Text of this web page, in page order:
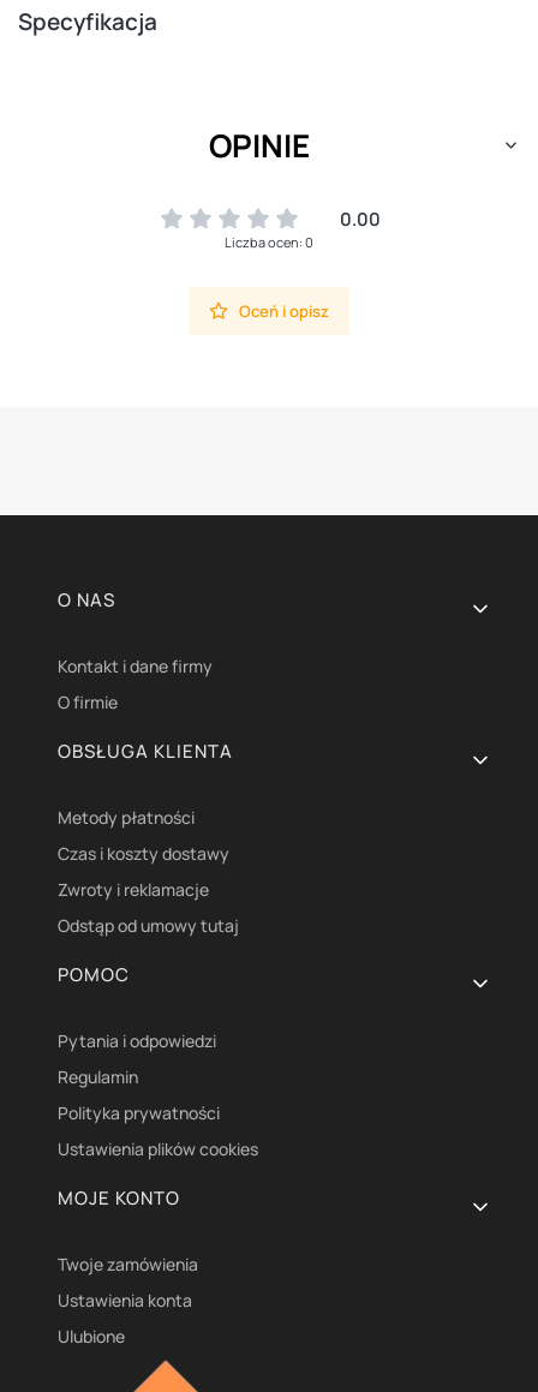
Specyfikacja
OPINIE
0.00
Liczba ocen: 0
Oceń i opisz
Linki w stopce
O NAS
Kontakt i dane firmy
O firmie
OBSŁUGA KLIENTA
Metody płatności
Czas i koszty dostawy
Zwroty i reklamacje
Odstąp od umowy tutaj
POMOC
Pytania i odpowiedzi
Regulamin
Polityka prywatności
Ustawienia plików cookies
MOJE KONTO
Twoje zamówienia
Ustawienia konta
Ulubione